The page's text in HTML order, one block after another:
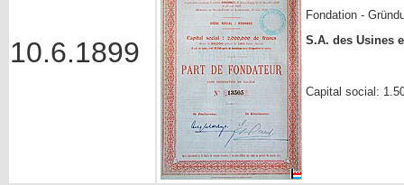
10.6.1899
Fondation -
S.A. des Usines
Capital social: